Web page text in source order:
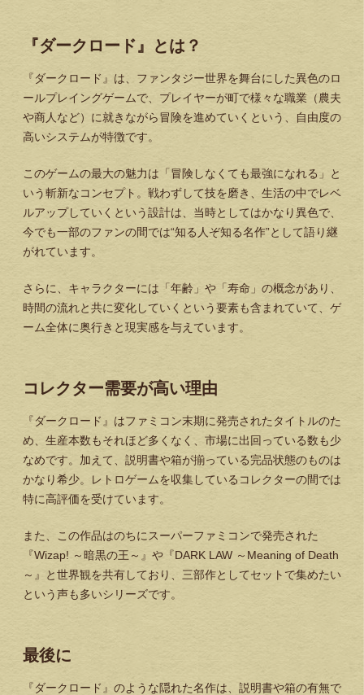
『ダークロード』とは？
『ダークロード』は、ファンタジー世界を舞台にした異色のロ
ールプレイングゲームで、プレイヤーが町で様々な職業（農夫
や商人など）に就きながら冒険を進めていくという、自由度の
高いシステムが特徴です。
このゲームの最大の魅力は「冒険しなくても最強になれる」と
いう斬新なコンセプト。戦わずして技を磨き、生活の中でレベ
ルアップしていくという設計は、当時としてはかなり異色で、
今でも一部のファンの間では“知る人ぞ知る名作”として語り継
がれています。
さらに、キャラクターには「年齢」や「寿命」の概念があり、
時間の流れと共に変化していくという要素も含まれていて、ゲ
ーム全体に奥行きと現実感を与えています。
コレクター需要が高い理由
『ダークロード』はファミコン末期に発売されたタイトルのた
め、生産本数もそれほど多くなく、市場に出回っている数も少
なめです。加えて、説明書や箱が揃っている完品状態のものは
かなり希少。レトロゲームを収集しているコレクターの間では
特に高評価を受けています。
また、この作品はのちにスーパーファミコンで発売された
『Wizap! ～暗黒の王～』や『DARK LAW ～Meaning of Death
～』と世界観を共有しており、三部作としてセットで集めたい
という声も多いシリーズです。
最後に
『ダークロード』のような隠れた名作は、説明書や箱の有無で